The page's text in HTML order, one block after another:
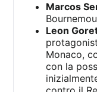
Marcos
Leon
Monaco,
con la